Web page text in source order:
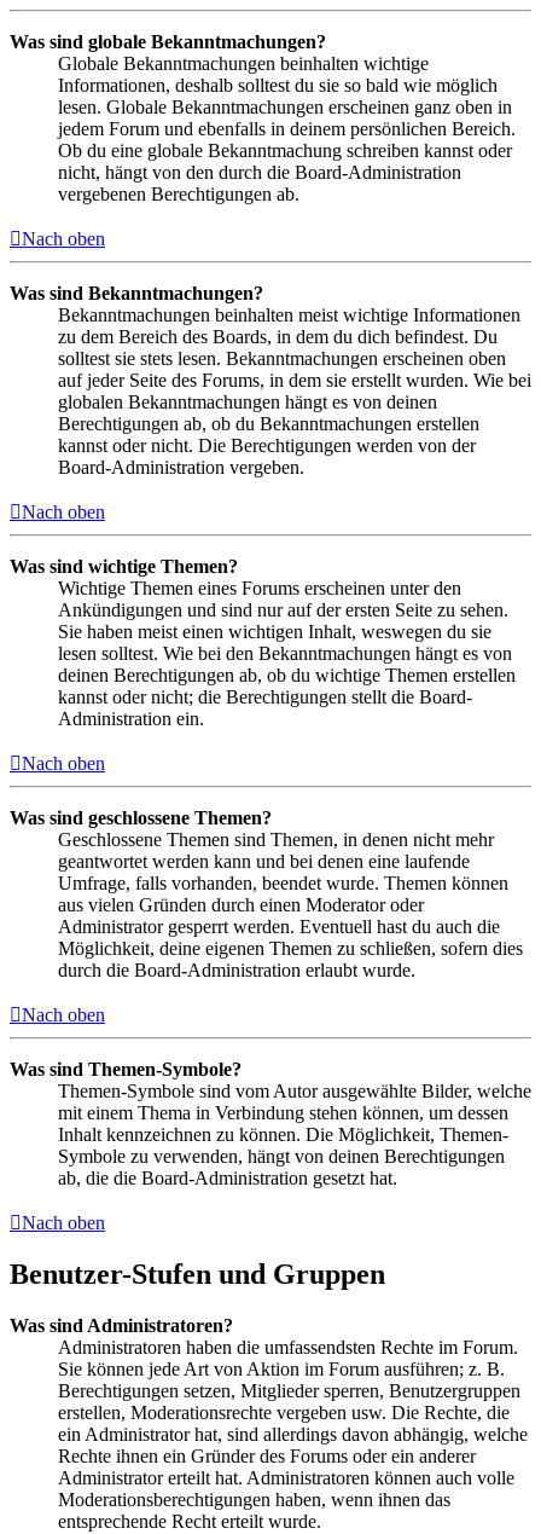
Was sind globale Bekanntmachungen?
Globale Bekanntmachungen beinhalten wichtige
Informationen, deshalb solltest du sie so bald wie möglich
lesen. Globale Bekanntmachungen erscheinen ganz oben in
jedem Forum und ebenfalls in deinem persönlichen Bereich.
Ob du eine globale Bekanntmachung schreiben kannst oder
nicht, hängt von den durch die Board-Administration
vergebenen Berechtigungen ab.
Nach oben
Was sind Bekanntmachungen?
Bekanntmachungen beinhalten meist wichtige Informationen
zu dem Bereich des Boards, in dem du dich befindest. Du
solltest sie stets lesen. Bekanntmachungen erscheinen oben
auf jeder Seite des Forums, in dem sie erstellt wurden. Wie bei
globalen Bekanntmachungen hängt es von deinen
Berechtigungen ab, ob du Bekanntmachungen erstellen
kannst oder nicht. Die Berechtigungen werden von der
Board-Administration vergeben.
Nach oben
Was sind wichtige Themen?
Wichtige Themen eines Forums erscheinen unter den
Ankündigungen und sind nur auf der ersten Seite zu sehen.
Sie haben meist einen wichtigen Inhalt, weswegen du sie
lesen solltest. Wie bei den Bekanntmachungen hängt es von
deinen Berechtigungen ab, ob du wichtige Themen erstellen
kannst oder nicht; die Berechtigungen stellt die Board-
Administration ein.
Nach oben
Was sind geschlossene Themen?
Geschlossene Themen sind Themen, in denen nicht mehr
geantwortet werden kann und bei denen eine laufende
Umfrage, falls vorhanden, beendet wurde. Themen können
aus vielen Gründen durch einen Moderator oder
Administrator gesperrt werden. Eventuell hast du auch die
Möglichkeit, deine eigenen Themen zu schließen, sofern dies
durch die Board-Administration erlaubt wurde.
Nach oben
Was sind Themen-Symbole?
Themen-Symbole sind vom Autor ausgewählte Bilder, welche
mit einem Thema in Verbindung stehen können, um dessen
Inhalt kennzeichnen zu können. Die Möglichkeit, Themen-
Symbole zu verwenden, hängt von deinen Berechtigungen
ab, die die Board-Administration gesetzt hat.
Nach oben
Benutzer-Stufen und Gruppen
Was sind Administratoren?
Administratoren haben die umfassendsten Rechte im Forum.
Sie können jede Art von Aktion im Forum ausführen; z. B.
Berechtigungen setzen, Mitglieder sperren, Benutzergruppen
erstellen, Moderationsrechte vergeben usw. Die Rechte, die
ein Administrator hat, sind allerdings davon abhängig, welche
Rechte ihnen ein Gründer des Forums oder ein anderer
Administrator erteilt hat. Administratoren können auch volle
Moderationsberechtigungen haben, wenn ihnen das
entsprechende Recht erteilt wurde.